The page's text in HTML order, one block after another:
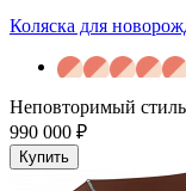
Коляска для
Неповторимый стиль
990 000 ₽
Купить